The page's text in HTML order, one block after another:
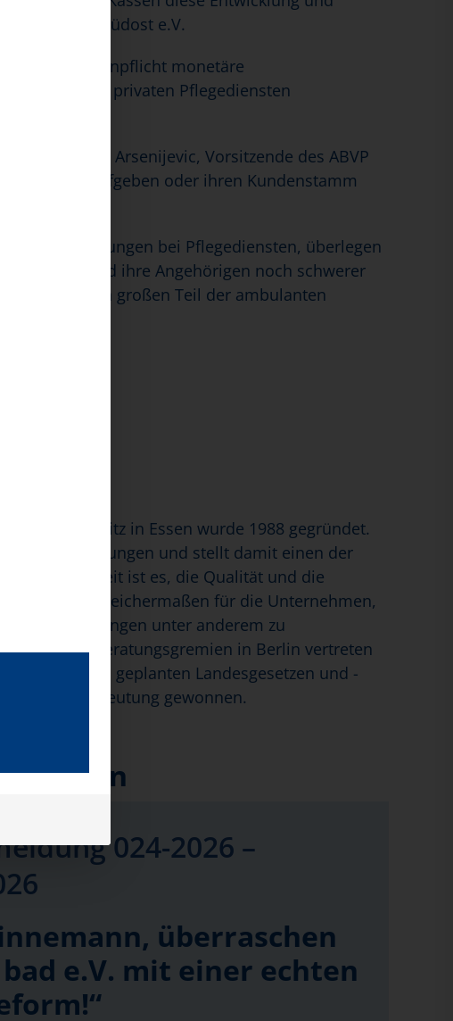
des DBfK Südost e.V.
Tariflohnpflicht monetäre
den privaten Pflegediensten
Franziska Arsenijevic, Vorsitzende des ABVP
„nun aufgeben oder ihren Kundenstamm
ihren Beratungen bei Pflegediensten, überlegen
und ihre Angehörigen noch schwerer
stellen einen großen Teil der ambulanten
Hauptsitz in Essen wurde 1988 gegründet.
und -einrichtungen und stellt damit einen der
seiner Arbeit ist es, die Qualität und die
und zwar gleichermaßen für die Unternehmen,
Verhandlungen unter anderem zu
wichtigen Beratungsgremien in Berlin vertreten
zu geplanten Landesgesetzen und -
an Bedeutung gewonnen.
könnten
024-2026 –
überraschen
bad e.V. mit einer echten